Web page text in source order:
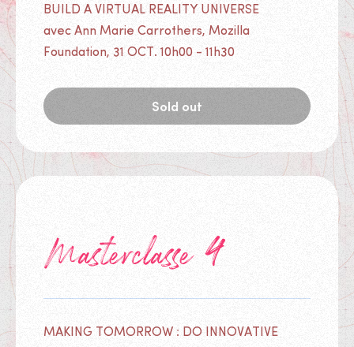
BUILD A VIRTUAL REALITY UNIVERSE
avec Ann Marie Carrothers, Mozilla
Foundation, 31 OCT. 10h00 - 11h30
Sold out
Masterclasse 4
MAKING TOMORROW : DO INNOVATIVE